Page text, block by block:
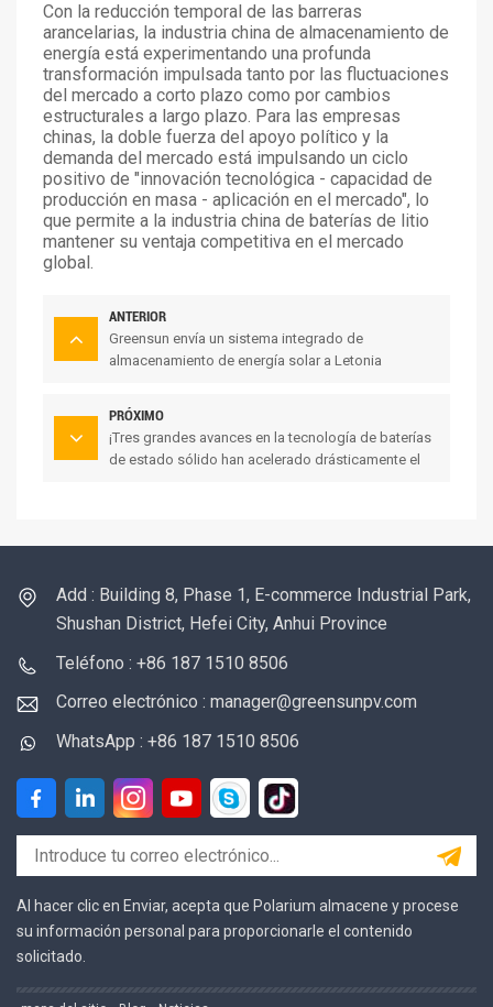
Con la reducción temporal de las barreras
arancelarias, la industria china de almacenamiento de
energía está experimentando una profunda
transformación impulsada tanto por las fluctuaciones
del mercado a corto plazo como por cambios
estructurales a largo plazo. Para las empresas
chinas, la doble fuerza del apoyo político y la
demanda del mercado está impulsando un ciclo
positivo de "innovación tecnológica - capacidad de
producción en masa - aplicación en el mercado", lo
que permite a la industria china de baterías de litio
mantener su ventaja competitiva en el mercado
global.
ANTERIOR
Greensun envía un sistema integrado de
almacenamiento de energía solar a Letonia
PRÓXIMO
¡Tres grandes avances en la tecnología de baterías
de estado sólido han acelerado drásticamente el
Add : Building 8, Phase 1, E-commerce Industrial Park,
Shushan District, Hefei City, Anhui Province
Teléfono : +86 187 1510 8506
Correo electrónico : manager@greensunpv.com
WhatsApp : +86 187 1510 8506
Al hacer clic en Enviar, acepta que Polarium almacene y procese
su información personal para proporcionarle el contenido
solicitado.